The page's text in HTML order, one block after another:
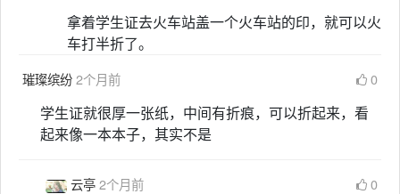
拿着学生证去火车站盖一个火车站的印，就可以火
车打半折了。
璀璨缤纷2个月前 0
学生证就很厚一张纸，中间有折痕，可以折起来，看
起来像一本本子，其实不是
云亭2个月前 0